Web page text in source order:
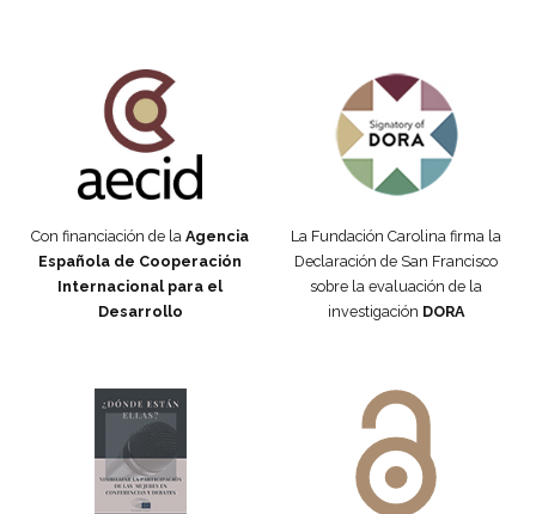
Con financiación de la Agencia
Española de Cooperación
Internacional para el
Desarrollo
La Fundación Carolina firma la
Declaración de San Francisco
sobre la evaluación de la
investigación DORA